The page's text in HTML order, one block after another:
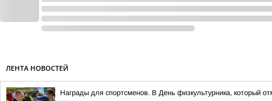
ЛЕНТА НОВОСТЕЙ
Награды для спортсменов. В День физкультурника, который